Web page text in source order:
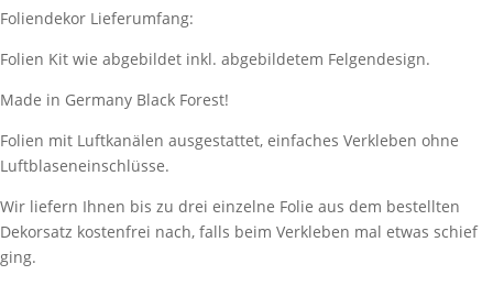
Foliendekor Lieferumfang:
Folien Kit wie abgebildet inkl. abgebildetem Felgendesign.
Made in Germany Black Forest!
Folien mit Luftkanälen ausgestattet, einfaches Verkleben ohne
Luftblaseneinschlüsse.
Wir liefern Ihnen bis zu drei einzelne Folie aus dem bestellten
Dekorsatz kostenfrei nach, falls beim Verkleben mal etwas schief
ging.